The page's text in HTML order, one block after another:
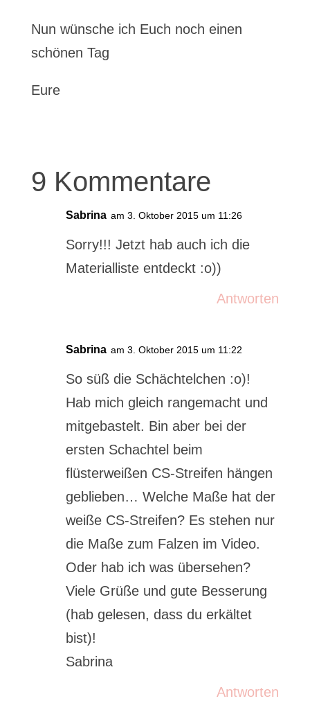
Nun wünsche ich Euch noch einen
schönen Tag
Eure
9 Kommentare
Sabrina am 3. Oktober 2015 um 11:26
Sorry!!! Jetzt hab auch ich die
Materialliste entdeckt :o))
Antworten
Sabrina am 3. Oktober 2015 um 11:22
So süß die Schächtelchen :o)!
Hab mich gleich rangemacht und
mitgebastelt. Bin aber bei der
ersten Schachtel beim
flüsterweißen CS-Streifen hängen
geblieben… Welche Maße hat der
weiße CS-Streifen? Es stehen nur
die Maße zum Falzen im Video.
Oder hab ich was übersehen?
Viele Grüße und gute Besserung
(hab gelesen, dass du erkältet
bist)!
Sabrina
Antworten